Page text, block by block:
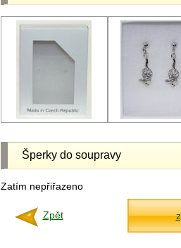
Šperky do soupravy
Zatím nepřiřazeno
Zpět